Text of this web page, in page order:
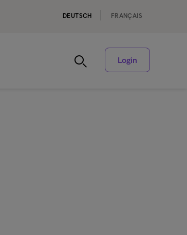
DEUTSCH FRANÇAIS
Login